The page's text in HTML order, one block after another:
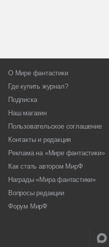
О Мире фантастики
Где купить журнал?
Подписка
Наш магазин
Пользовательское соглашение
Контакты и редакция
Реклама на «Мире фантастики»
Как стать автором МирФ
Награды «Мира фантастики»
Вопросы редакции
Форум МирФ